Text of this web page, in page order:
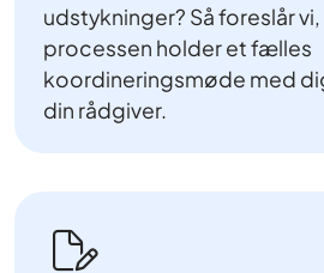
udstykninger? Så foreslår
processen holder et fælles
koordineringsmøde med
din rådgiver.